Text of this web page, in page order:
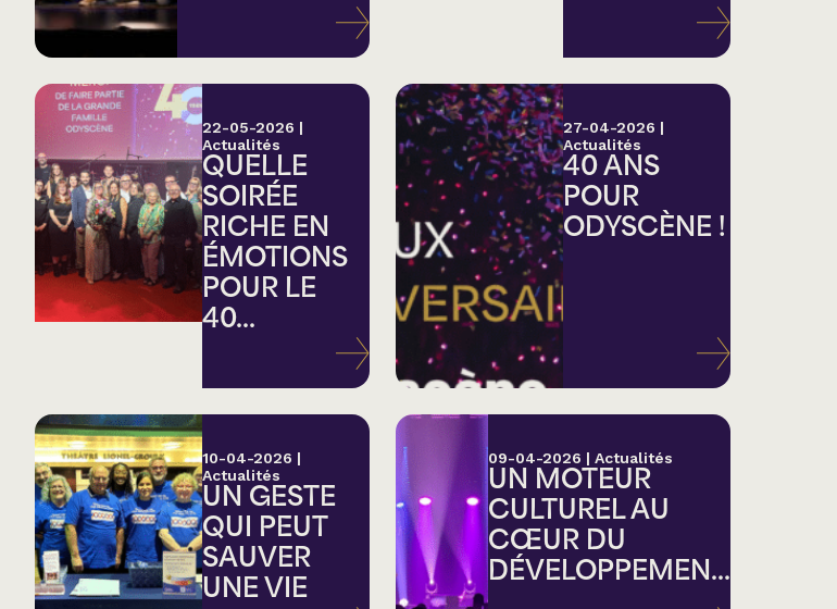
Hommage
Théâtre
Saison estivale
Apéro et perfo
Musique (Blues, folk,
traditionnelle)
Country
Famille
22-05-2026 |
Actualités
QUELLE
SOIRÉE
RICHE EN
ÉMOTIONS
POUR LE
40...
27-04-2026 |
Actualités
40 ANS
POUR
ODYSCÈNE !
10-04-2026 |
Actualités
UN GESTE
QUI PEUT
SAUVER
UNE VIE
09-04-2026 | Actualités
UN MOTEUR
CULTUREL AU
CŒUR DU
DÉVELOPPEMEN...